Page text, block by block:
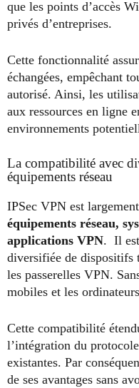
que les points d’accès
privés d’entreprises.
Cette fonctionnalité
échangées, empêchant
autorisé. Ainsi, les
aux ressources en ligne
environnements
La compatibilité avec
équipements réseau
IPSec VPN est
équipements réseau,
applications VPN. Il est
diversifiée de dispositifs
les passerelles VPN.
mobiles et les
Cette compatibilité
l’intégration du protocole
existantes. Par
de ses avantages sans